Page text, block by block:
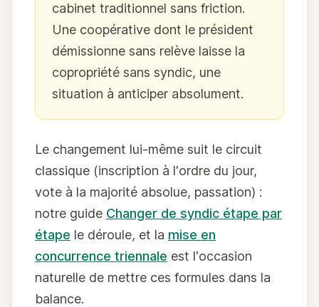
cabinet traditionnel sans friction.
Une coopérative dont le président
démissionne sans relève laisse la
copropriété sans syndic, une
situation à anticiper absolument.
Le changement lui-même suit le circuit
classique (inscription à l'ordre du jour,
vote à la majorité absolue, passation) :
notre guide Changer de syndic étape par
étape le déroule, et la mise en
concurrence triennale est l'occasion
naturelle de mettre ces formules dans la
balance.